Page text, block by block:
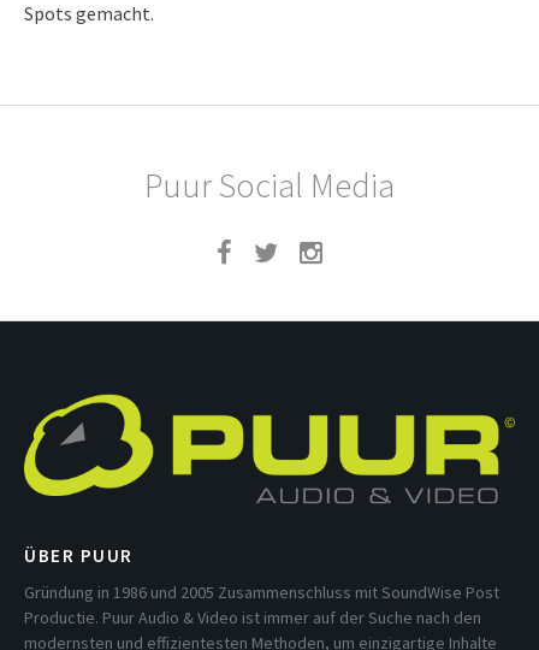
Spots gemacht.
Puur Social Media
ÜBER PUUR
Gründung in 1986 und 2005 Zusammenschluss mit SoundWise Post
Productie. Puur Audio & Video ist immer auf der Suche nach den
modernsten und effizientesten Methoden, um einzigartige Inhalte